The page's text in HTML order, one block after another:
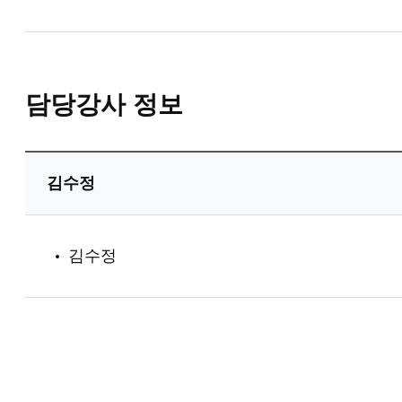
담당강사 정보
김수정
김수정